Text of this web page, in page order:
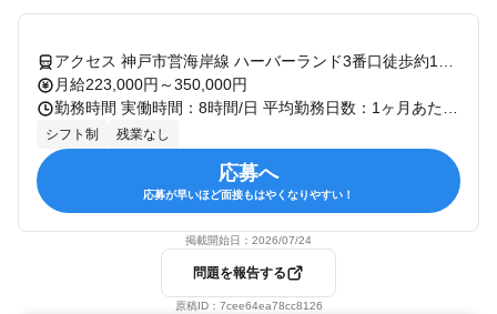
月給223,000円～350,000円
シフト制 残業なし
応募へ
応募が早いほど面接もはやくなりやすい！
掲載開始日： 2026/07/24
問題を報告する
原稿ID： 7cee64ea78cc8126